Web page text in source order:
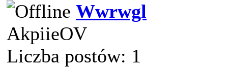
Wwrwgl
AkpiieOV
Liczba postów: 1